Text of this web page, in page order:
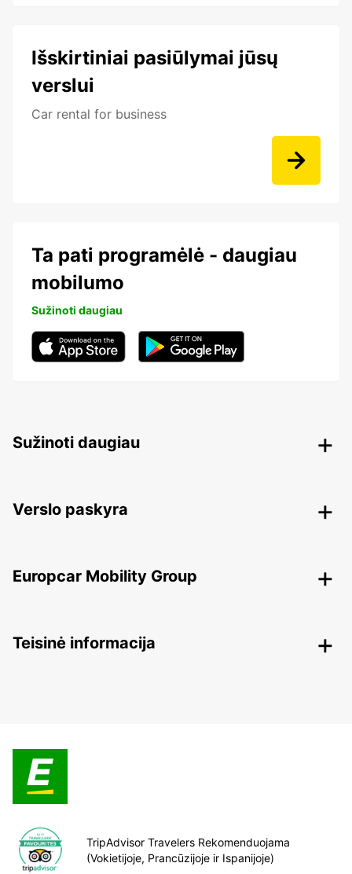
Išskirtiniai pasiūlymai jūsų
verslui
Car rental for business
Ta pati programėlė - daugiau
mobilumo
Sužinoti daugiau
Sužinoti daugiau
Verslo paskyra
Europcar Mobility Group
Teisinė informacija
TripAdvisor Travelers Rekomenduojama
(Vokietijoje, Prancūzijoje ir Ispanijoje)